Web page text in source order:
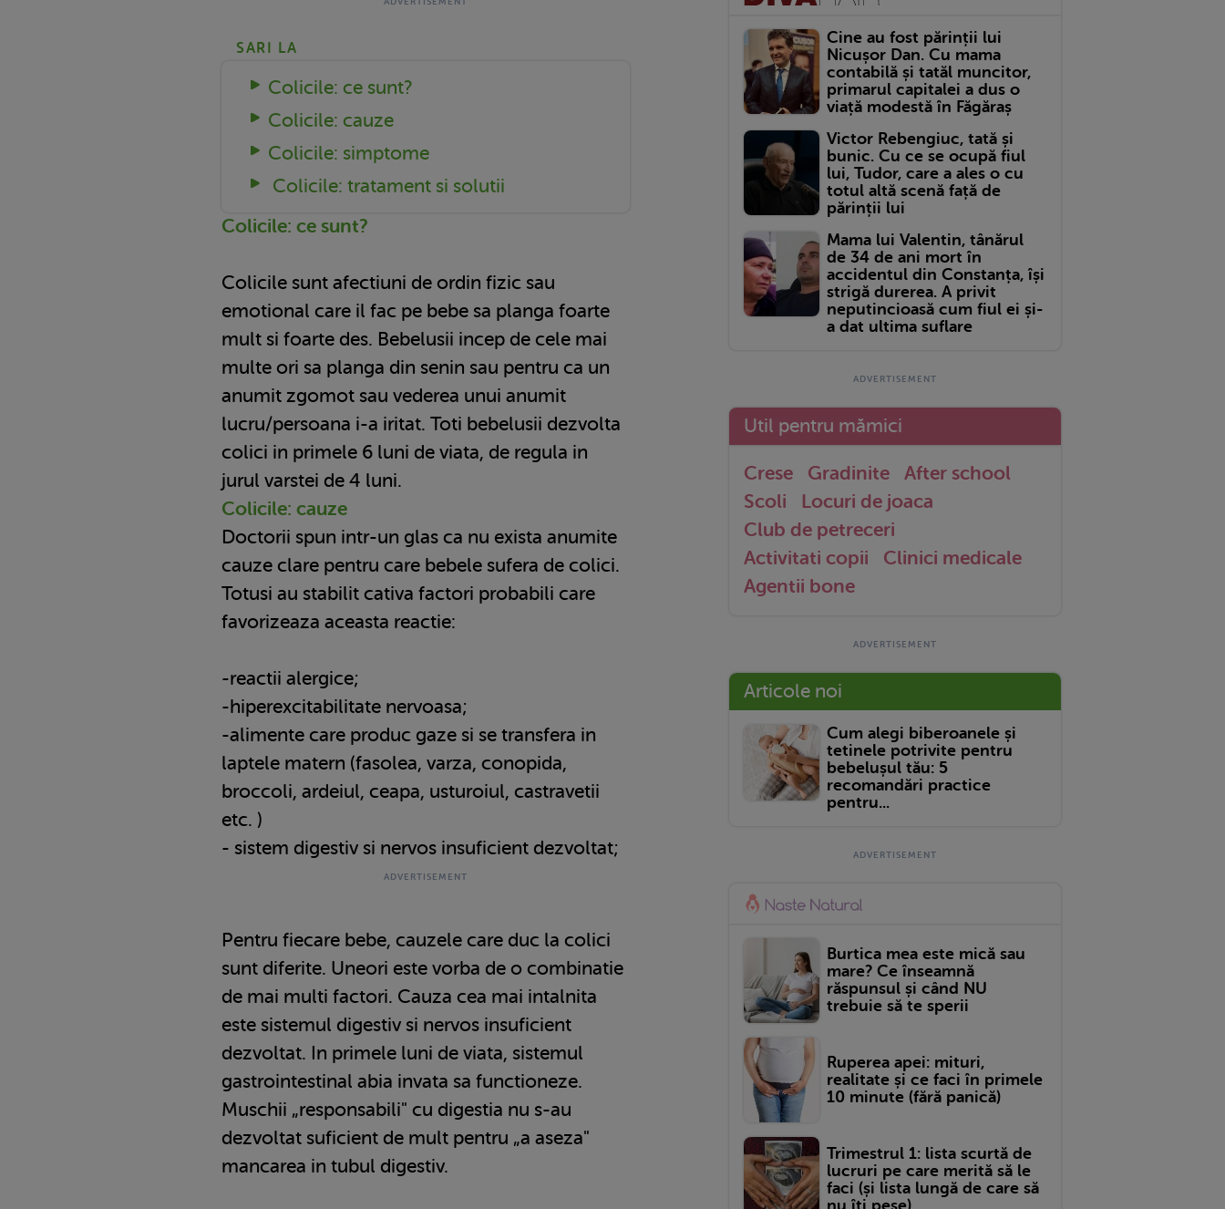
SARI LA
Colicile: ce sunt?
Colicile: cauze
Colicile: simptome
Colicile: tratament si solutii
Colicile: ce sunt?
Colicile sunt afectiuni de ordin fizic sau
emotional care il fac pe bebe sa planga foarte
mult si foarte des. Bebelusii incep de cele mai
multe ori sa planga din senin sau pentru ca un
anumit zgomot sau vederea unui anumit
lucru/persoana i-a iritat. Toti bebelusii dezvolta
colici in primele 6 luni de viata, de regula in
jurul varstei de 4 luni.
Colicile: cauze
Doctorii spun intr-un glas ca nu exista anumite
cauze clare pentru care bebele sufera de colici.
Totusi au stabilit cativa factori probabili care
favorizeaza aceasta reactie:
-reactii alergice;
-hiperexcitabilitate nervoasa;
-alimente care produc gaze si se transfera in
laptele matern (fasolea, varza, conopida,
broccoli, ardeiul, ceapa, usturoiul, castravetii
etc. )
- sistem digestiv si nervos insuficient dezvoltat;
Pentru fiecare bebe, cauzele care duc la colici
sunt diferite. Uneori este vorba de o combinatie
de mai multi factori. Cauza cea mai intalnita
este sistemul digestiv si nervos insuficient
dezvoltat. In primele luni de viata, sistemul
gastrointestinal abia invata sa functioneze.
Muschii „responsabili" cu digestia nu s-au
dezvoltat suficient de mult pentru „a aseza"
mancarea in tubul digestiv.
Cine au fost părinții lui
Nicușor Dan. Cu mama
contabilă și tatăl muncitor,
primarul capitalei a dus o
viață modestă în Făgăraș
Victor Rebengiuc, tată și
bunic. Cu ce se ocupă fiul
lui, Tudor, care a ales o cu
totul altă scenă față de
părinții lui
Mama lui Valentin, tânărul
de 34 de ani mort în
accidentul din Constanța, își
strigă durerea. A privit
neputincioasă cum fiul ei și-
a dat ultima suflare
Util pentru mămici
Crese Gradinite
After school
Scoli
Locuri de joaca
Club de petreceri
Activitati copii
Clinici medicale
Agentii bone
Articole noi
Cum alegi biberoanele și
tetinele potrivite pentru
bebelușul tău: 5
recomandări practice
pentru...
Burtica mea este mică sau
mare? Ce înseamnă
răspunsul și când NU
trebuie să te sperii
Ruperea apei: mituri,
realitate și ce faci în primele
10 minute (fără panică)
Trimestrul 1: lista scurtă de
lucruri pe care merită să le
faci (și lista lungă de care să